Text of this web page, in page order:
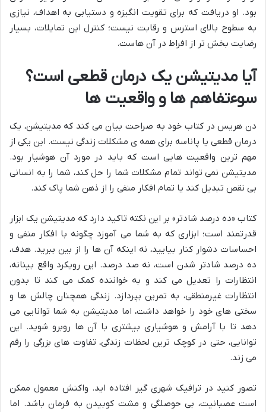
بود. او دریافت که برای تقویت انگیزه و دستیابی به اهداف، نیازی
به سطوح بالای استرس و رقابت نیست؛ کنترل این تمایلات، بسیار
رضایت بخش تر از افراط در آن هاست.
آیا مدیتیشن یک درمان قطعی است؟
سوءتفاهم ها و واقعیت ها
دن هریس در کتاب خود به صراحت بیان می کند که مدیتیشن، یک
درمان قطعی یا پاناسه برای همه ی مشکلات زندگی نیست. این یکی از
مهم ترین واقعیت هایی است که باید در مورد آن هوشیار بود.
مدیتیشن نمی تواند تمام مشکلات شما را حل کند، شما را به انسانی
بی نقص تبدیل کند یا تمام افکار منفی را از ذهن شما پاک کند.
کتاب «ده درصد شادتر» بر این نکته تاکید دارد که مدیتیشن یک ابزار
قدرتمند است؛ ابزاری که به شما می آموزد چگونه با افکار منفی و
احساسات دشوار کنار بیایید، نه اینکه آن ها را از بین ببرید. هدف،
ده درصد شادتر شدن است، نه صد درصد. این رویکرد واقع بینانه،
انتظارات را تعدیل می کند و به خواننده کمک می کند تا بدون
انتظارات غیرمنطقی، به تمرین بپردازد. زندگی همچنان چالش ها و
سختی های خود را خواهد داشت، اما مدیتیشن به شما توانایی می
دهد تا با آرامش و هوشیاری بیشتری با آن ها روبرو شوید. این
توانایی، حتی در کوچک ترین لحظات زندگی، تفاوت های بزرگی را رقم
می زند.
تصور کنید در ترافیک شهری گیر افتاده اید. واکنش معمول ممکن
است عصبانیت، بی حوصلگی و مشت کوبیدن به فرمان باشد. اما